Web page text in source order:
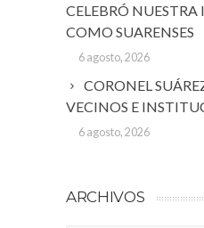
CELEBRÓ
COMO SUARENSES
6 agosto, 2026
CORONEL
VECINOS E
6 agosto, 2026
ARCHIVOS